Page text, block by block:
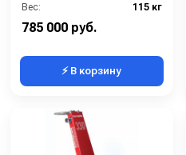
Вес:
115 кг
785 000 руб.
⚡ В корзину